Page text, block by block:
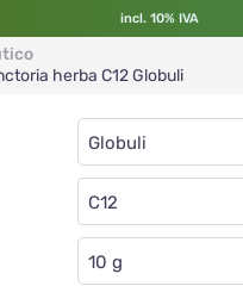
incl. 10% IVA
herba C12Globuli
Tipo
Globuli
C12
Globuli